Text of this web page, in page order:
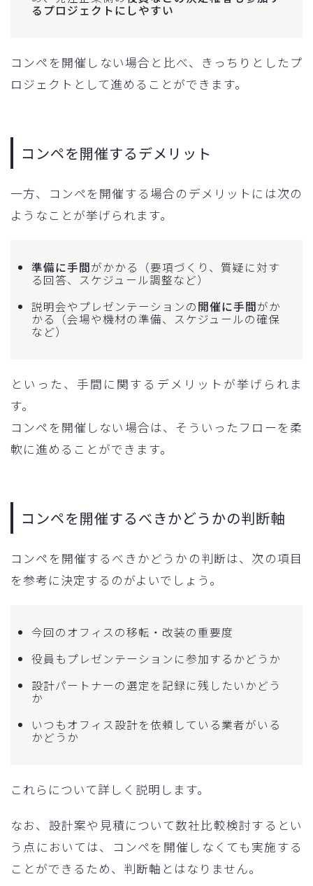
るプロジェクトにしやすい
コンペを開催しない場合と比べ、きっちりとしたプ
ロジェクトとして進めることができます。
コンペを開催するデメリット
一方、コンペを開催する場合のデメリットには次の
ようなことが挙げられます。
準備に手間がかかる（要項づくり、質疑に対す
る回答、スケジュール調整など）
説明会やプレゼンテーションの開催に手間がか
かる（会場や機材の準備、スケジュールの確保
など）
といった、手間に関するデメリットが挙げられま
す。
コンペを開催しない場合は、そういったフローを柔
軟に進めることができます。
コンペを開催するべきかどうかの判断軸
コンペを開催するべきかどうかの判断は、次の項目
を参考に決定するのがよいでしょう。
今回のオフィスの移転・改装の重要度
役員もプレゼンテーションに参加するかどうか
設計パートナーの選定を記録に残したいかどう
か
いつもオフィス設計を依頼している業者がいる
かどうか
これらについて詳しく説明します。
なお、設計案や見積について数社比較検討するとい
う点においては、コンペを開催しなくても実施する
ことができるため、判断軸とはなりません。